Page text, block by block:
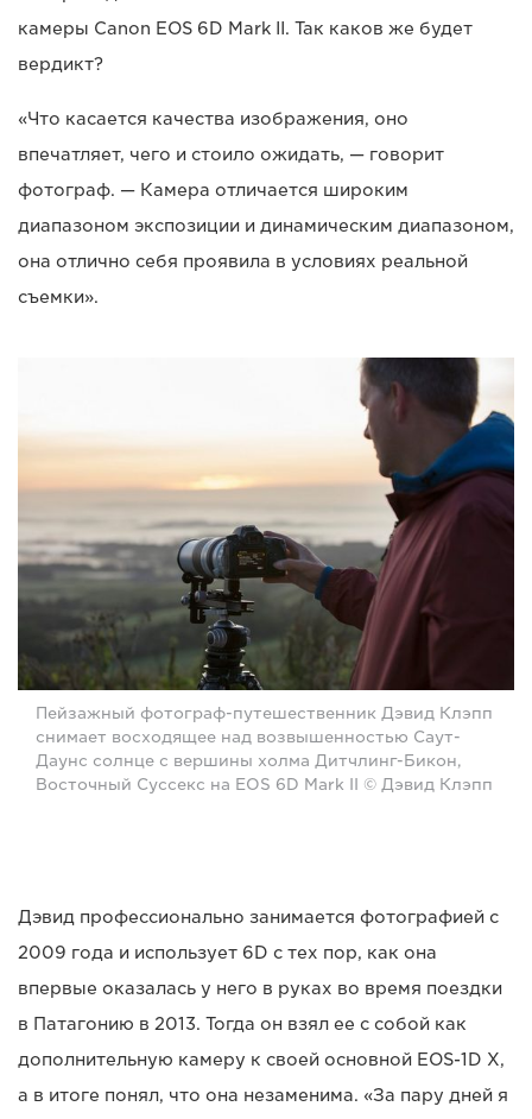
камеры Canon EOS 6D Mark II. Так каков же будет
вердикт?
«Что касается качества изображения, оно
впечатляет, чего и стоило ожидать, — говорит
фотограф. — Камера отличается широким
диапазоном экспозиции и динамическим диапазоном,
она отлично себя проявила в условиях реальной
съемки».
Пейзажный фотограф-путешественник Дэвид Клэпп
снимает восходящее над возвышенностью Саут-
Даунс солнце с вершины холма Дитчлинг-Бикон,
Восточный Суссекс на EOS 6D Mark II © Дэвид Клэпп
Дэвид профессионально занимается фотографией с
2009 года и использует 6D с тех пор, как она
впервые оказалась у него в руках во время поездки
в Патагонию в 2013. Тогда он взял ее с собой как
дополнительную камеру к своей основной EOS-1D X,
а в итоге понял, что она незаменима. «За пару дней я